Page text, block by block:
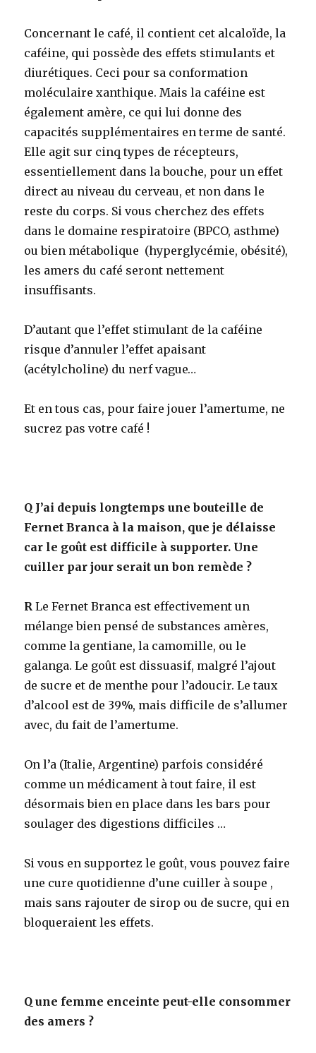
Concernant le café, il contient cet alcaloïde, la
caféine, qui possède des effets stimulants et
diurétiques. Ceci pour sa conformation
moléculaire xanthique. Mais la caféine est
également amère, ce qui lui donne des
capacités supplémentaires en terme de santé.
Elle agit sur cinq types de récepteurs,
essentiellement dans la bouche, pour un effet
direct au niveau du cerveau, et non dans le
reste du corps. Si vous cherchez des effets
dans le domaine respiratoire (BPCO, asthme)
ou bien métabolique (hyperglycémie, obésité),
les amers du café seront nettement
insuffisants.
D’autant que l’effet stimulant de la caféine
risque d’annuler l’effet apaisant
(acétylcholine) du nerf vague…
Et en tous cas, pour faire jouer l’amertume, ne
sucrez pas votre café !
Q J’ai depuis longtemps une bouteille de
Fernet Branca à la maison, que je délaisse
car le goût est difficile à supporter. Une
cuiller par jour serait un bon remède ?
RLe Fernet Branca est effectivement un
mélange bien pensé de substances amères,
comme la gentiane, la camomille, ou le
galanga. Le goût est dissuasif, malgré l’ajout
de sucre et de menthe pour l’adoucir. Le taux
d’alcool est de 39%, mais difficile de s’allumer
avec, du fait de l’amertume.
On l’a (Italie, Argentine) parfois considéré
comme un médicament à tout faire, il est
désormais bien en place dans les bars pour
soulager des digestions difficiles …
Si vous en supportez le goût, vous pouvez faire
une cure quotidienne d’une cuiller à soupe ,
mais sans rajouter de sirop ou de sucre, qui en
bloqueraient les effets.
Qune femme enceinte peut-elle consommer
des amers ?